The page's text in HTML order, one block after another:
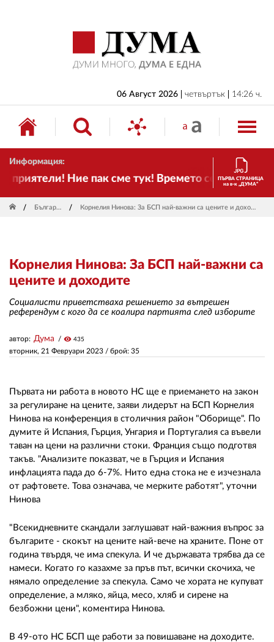
06 Август 2026 четвъртък 14:26 ч.
Информация:
Ние пак сме тук! Времето се променя и
ПЪРВА СТРАНИЦА
на в-к „ДУМА“
България Корнелия Нинова: За БСП най-важни са цените и доходите
Корнелия Нинова: За БСП най-важни са
цените и доходите
Социалисти приветстваха решението за вътрешен
референдум с кого да се коалира партията след изборите
вторник, 21 Февруари 2023 / брой: 35
автор: Дума visibility 435
Първата ни работа в новото НС ще е приемането на закон
за регулиране на цените, заяви лидерът на БСП Корнелия
Нинова на конференция в столичния район "Оборище". По
думите й Испания, Гърция, Унгария и Португалия са въвели
таван на цени на различни стоки. Франция също подготвя
такъв. "Анализите показват, че в Гърция и Испания
инфлацията пада до 6-7%. Нито една стока не е изчезнала
от рафтовете. Това означава, че мерките работят", уточни
Нинова
"Всекидневните скандали заглушават най-важния въпрос за
българите - скокът на цените най-вече на храните. Поне от
година твърдя, че има спекула. И че държавата трябва да се
намеси. Когато го казахме за пръв път, всички скочиха, че
нямало определение за спекула. Само че хората не купуват
определение, а мляко, яйца, месо, хляб и сирене на
безбожни цени", коментира Нинова.
В 49-ото НС БСП ще работи за повишаване на доходите.
БЪЛГАРИЯ
ИКОНОМИКА
ИЗБОРИ
СВЯТ
ДРУГИ
ЗА НАС
РЕДАКЦИЯ
РЕКЛАМА
АБОНАМЕНТ
УСЛОВИЯ ЗА ПОЛЗВАНЕ
ПОЛИТИКА ЗА БИСКВИТКИТЕ
02 975 20 35